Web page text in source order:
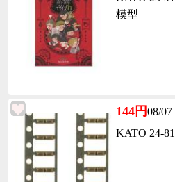
模型
144円08/07
KATO 24-